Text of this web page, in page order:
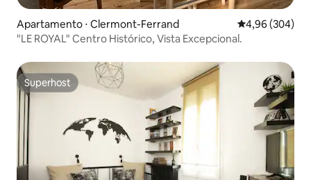
Apartamento ⋅ Clermont-Ferrand 4,96 de uma
4,96 (304)
"LE ROYAL" Centro Histórico, Vista Excepcional.
Superhost
Superhost